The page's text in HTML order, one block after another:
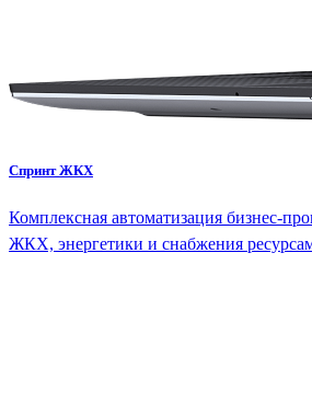
Спринт ЖКХ
Комплексная автоматизация бизнес-
ЖКХ, энергетики и снабжения